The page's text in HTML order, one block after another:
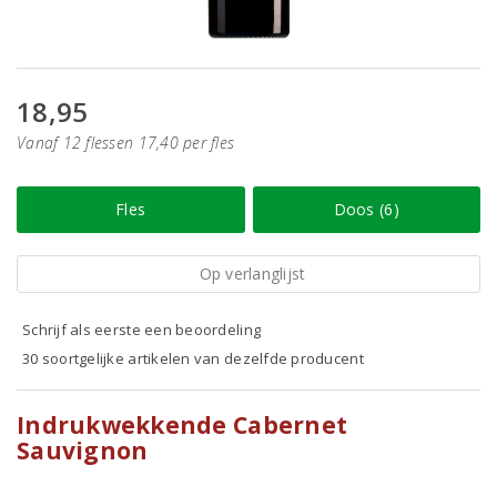
18,95
Vanaf 12 flessen 17,40 per fles
Fles Doos (6)
Op verlanglijst
Schrijf als eerste een beoordeling
30 soortgelijke artikelen van dezelfde producent
Indrukwekkende Cabernet
Sauvignon